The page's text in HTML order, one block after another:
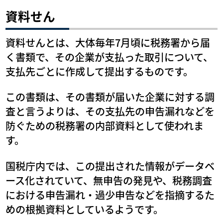
資料せん
資料せんとは、大体毎年7月頃に税務署から届
く書類で、その企業が支払った取引について、
支払先ごとに作成して提出するものです。
この書類は、その書類が届いた企業に対する調
査と言うよりは、その支払先の申告漏れなどを
防ぐための税務署の内部資料として使われま
す。
国税庁内では、この提出された情報がデータベ
ース化されていて、無申告の発見や、税務調査
における申告漏れ・過少申告などを指摘するた
めの根拠資料としているようです。